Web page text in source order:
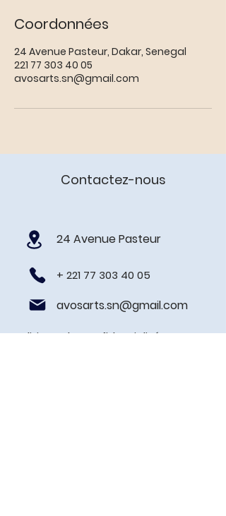
Coordonnées
24 Avenue Pasteur, Dakar, Senegal
221 77 303 40 05
avosarts.sn@gmail.com
Contactez-nous
24 Avenue Pasteur
+ 221 77 303 40 05
avosarts.sn@gmail.com
Politique de confidentialité